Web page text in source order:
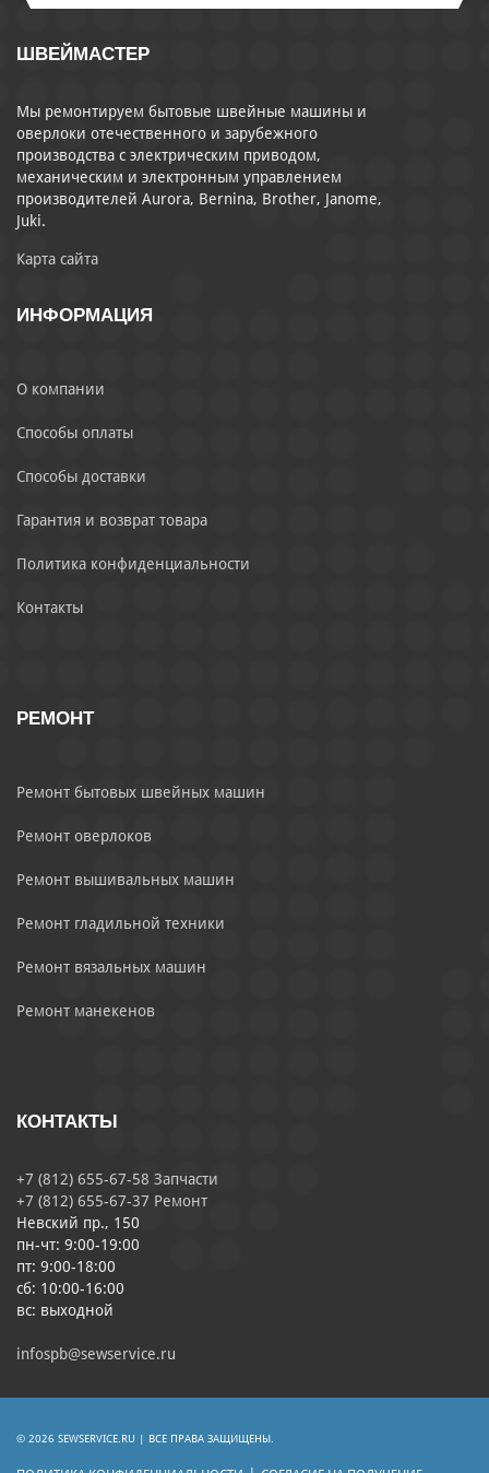
ШВЕЙМАСТЕР
Мы ремонтируем бытовые швейные машины и
оверлоки отечественного и зарубежного
производства с электрическим приводом,
механическим и электронным управлением
производителей Aurora, Bernina, Brother, Janome,
Juki.
Карта сайта
ИНФОРМАЦИЯ
О компании
Способы оплаты
Способы доставки
Гарантия и возврат товара
Политика конфиденциальности
Контакты
РЕМОНТ
Ремонт бытовых швейных машин
Ремонт оверлоков
Ремонт вышивальных машин
Ремонт гладильной техники
Ремонт вязальных машин
Ремонт манекенов
КОНТАКТЫ
+7 (812) 655-67-58 Запчасти
+7 (812) 655-67-37 Ремонт
Невский пр., 150
пн-чт: 9:00-19:00
пт: 9:00-18:00
сб: 10:00-16:00
вс: выходной
infospb@sewservice.ru
© 2026 SEWSERVICE.RU | ВСЕ ПРАВА ЗАЩИЩЕНЫ.